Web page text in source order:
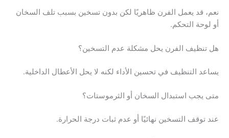
نعم، قد يعمل الفرن ظاهريًا لكن بدون تسخين بسبب تلف السخان
أو لوحة التحكم.
هل تنظيف الفرن يحل مشكلة عدم التسخين؟
يساعد التنظيف في تحسين الأداء لكنه لا يحل الأعطال الداخلية.
متى يجب استبدال السخان أو الثرموستات؟
عند توقف التسخين نهائيًا أو عدم ثبات درجة الحرارة.